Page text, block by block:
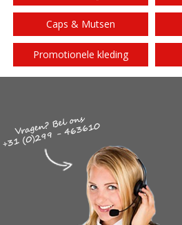
Caps & Mutsen
Promotionele kleding